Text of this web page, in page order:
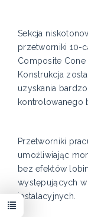
Sekcja
przetworniki 10-
Composite Cone
Konstrukcja
uzyskania
kontrolowanego
Przetworniki
umożliwiając
bez efektów
występujących
instalacyjnych.